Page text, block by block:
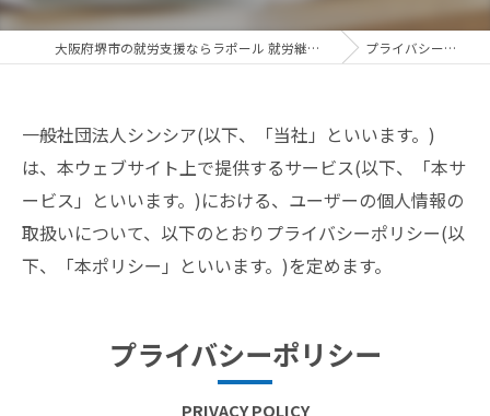
大阪府堺市の就労支援ならラポール 就労継続支援B型事業所 プライバシーポリシー
一般社団法人シンシア(以下、「当社」といいます。)
は、本ウェブサイト上で提供するサービス(以下、「本サ
ービス」といいます。)における、ユーザーの個人情報の
取扱いについて、以下のとおりプライバシーポリシー(以
下、「本ポリシー」といいます。)を定めます。
プライバシーポリシー
PRIVACY POLICY